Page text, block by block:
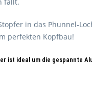
in das Phunnel-
perfekten Kopfbau!
ist ideal um die gespannte